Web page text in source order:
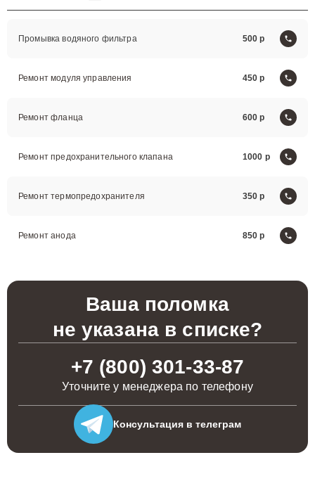
Промывка водяного фильтра 500
Ремонт модуля управления 450
Ремонт фланца 600
Ремонт предохранительного клапана 1000
Ремонт термопредохранителя 350
Ремонт анода 850
Ваша поломка
не указана в списке?
+7 (800) 301-33-87
Уточните у менеджера по телефону
Консультация в телеграм